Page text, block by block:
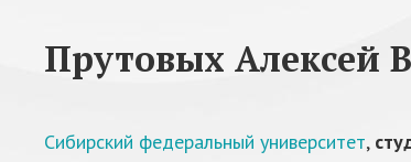
Прутовых Алексей
Сибирский федеральный университет,